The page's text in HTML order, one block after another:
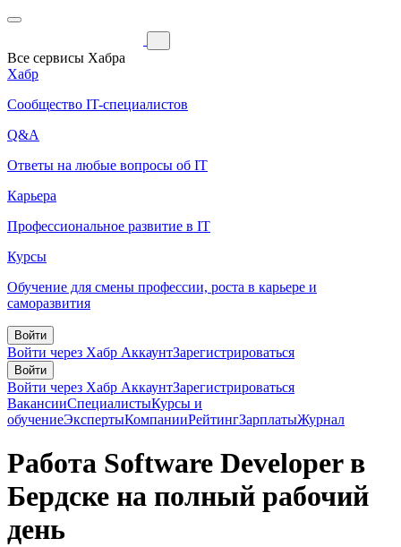
Все сервисы Хабра
Хабр
Сообщество IT-специалистов
Q&A
Ответы на любые вопросы об IT
Карьера
Профессиональное развитие в IT
Курсы
Обучение для смены профессии, роста в карьере и
саморазвития
Войти
Войти через Хабр АккаунтЗарегистрироваться
Войти
Войти через Хабр АккаунтЗарегистрироваться
ВакансииСпециалистыКурсы и
обучениеЭкспертыКомпанииРейтингЗарплатыЖурнал
Работа Software Developer в
Бердске на полный рабочий
день